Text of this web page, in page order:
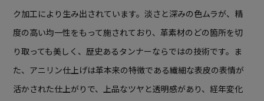
ク加工により生み出されています。淡さと深みの色ムラが、精
度の高い均一性をもって施されており、革素材のどの箇所を切
り取っても美しく、歴史あるタンナーならではの技術です。ま
た、アニリン仕上げは革本来の特徴である繊細な表皮の表情が
活かされた仕上がりで、上品なツヤと透明感があり、経年変化